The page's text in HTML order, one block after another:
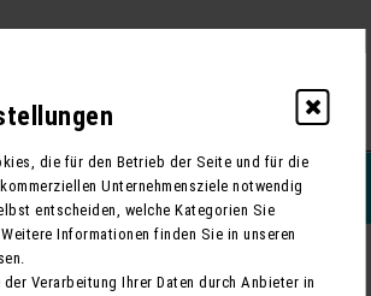
die für den Betrieb der Seite und für die
Unternehmensziele notwendig
entscheiden, welche Kategorien Sie
Informationen finden Sie in unseren
Verarbeitung Ihrer Daten durch Anbieter in